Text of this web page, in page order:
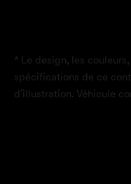
* Le design, les
spécifications de ce
d'illustration. Véhicule